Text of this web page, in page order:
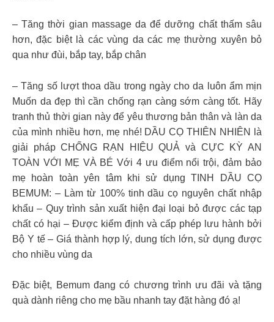
– Tăng thời gian massage da để dưỡng chất thấm sâu
hơn, đặc biệt là các vùng da các mẹ thường xuyên bỏ
qua như đùi, bắp tay, bắp chân
– Tăng số lượt thoa dầu trong ngày cho da luôn ẩm mịn
Muốn da đẹp thì cần chống rạn càng sớm càng tốt. Hãy
tranh thủ thời gian này để yêu thương bản thân và làn da
của mình nhiều hơn, mẹ nhé! DẦU CỌ THIÊN NHIÊN là
giải pháp CHỐNG RẠN HIỆU QUẢ và CỰC KỲ AN
TOÀN VỚI MẸ VÀ BÉ Với 4 ưu điểm nổi trội, đảm bảo
mẹ hoàn toàn yên tâm khi sử dụng TINH DẦU CỌ
BEMUM: – Làm từ 100% tinh dầu cọ nguyên chất nhập
khẩu – Quy trình sản xuất hiện đại loại bỏ được các tạp
chất có hại – Được kiểm định và cấp phép lưu hành bởi
Bộ Y tế – Giá thành hợp lý, dung tích lớn, sử dụng được
cho nhiều vùng da
Đặc biệt, Bemum đang có chương trình ưu đãi và tặng
quà dành riêng cho mẹ bầu nhanh tay đặt hàng đó ạ!